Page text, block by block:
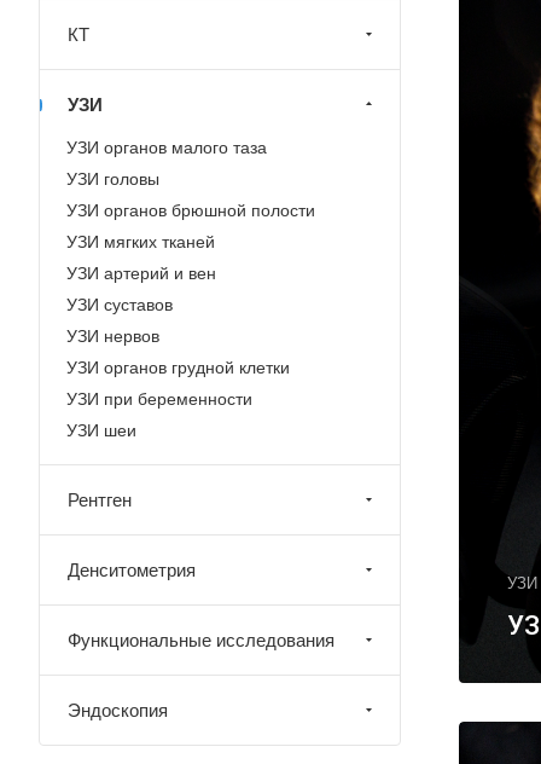
УЗИ
КТ
УЗИ
УЗИ органов малого таза
УЗИ головы
УЗИ органов брюшной полости
УЗИ мягких тканей
УЗИ артерий и вен
УЗИ суставов
УЗИ нервов
УЗИ органов грудной клетки
УЗИ при беременности
УЗИ шеи
Рентген
Денситометрия
Функциональные исследования
Эндоскопия